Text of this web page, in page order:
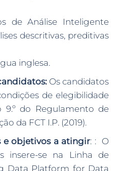
de Análise Inteligente
descritivas, preditivas
inglesa.
Os candidatos
de elegibilidade
9.º do Regulamento de
da FCT I.P. (2019).
e objetivos a atingir: : O
insere-se na Linha de
Data Platform for Data